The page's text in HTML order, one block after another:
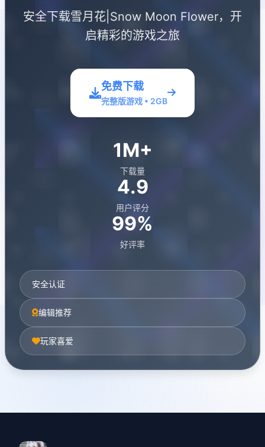
安全下载雪月花|Snow Moon Flower，开
启精彩的游戏之旅
免费下载
完整版游戏 • 2GB
1M+
下载量
4.9
用户评分
99%
好评率
安全认证
编辑推荐
玩家喜爱